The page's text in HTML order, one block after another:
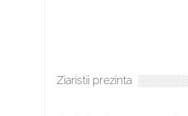
Ziaristii prezinta